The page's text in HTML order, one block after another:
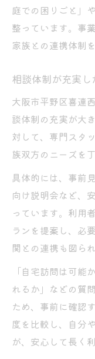
庭での困りごと」
整っています。事
家族との連携体制
相談体制が充実
大阪市平野区喜連
談体制の充実が大
対して、専門スタ
族双方のニーズを
具体的には、事前
向け説明会など、
っています。利用
ランを提案し、必
関との連携も図ら
「自宅訪問は可能
れるか」などの質
ため、事前に確認
度を比較し、自分
が、安心して長く